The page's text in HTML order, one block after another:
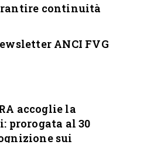
continuità
ANCI FVG
accoglie la
prorogata al 30
sui